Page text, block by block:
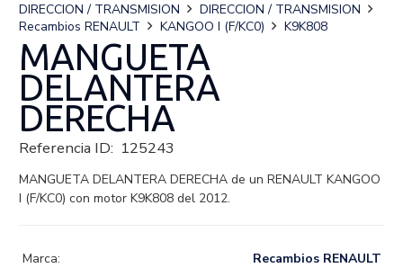
DIRECCION / TRANSMISION
DIRECCION / TRANSMISION
Recambios RENAULT
KANGOO I (F/KC0) K9K808
MANGUETA
DELANTERA
DERECHA
Referencia ID: 125243
MANGUETA DELANTERA DERECHA de un RENAULT KANGOO
I (F/KC0) con motor K9K808 del 2012.
Marca:
Recambios RENAULT